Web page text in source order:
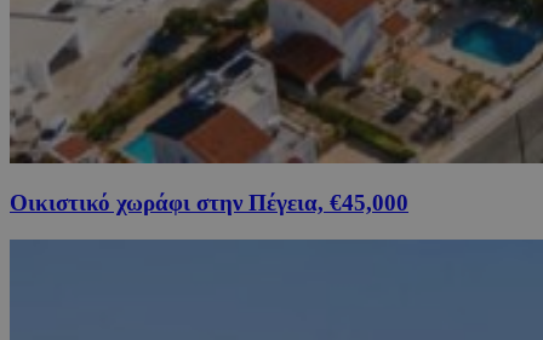
Οικιστικό χωράφι στην Πέγεια, €45,000